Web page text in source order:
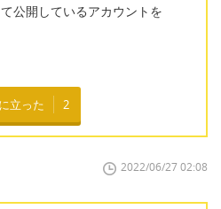
公開しているアカウントを
立った 2
2022/06/27 02:08